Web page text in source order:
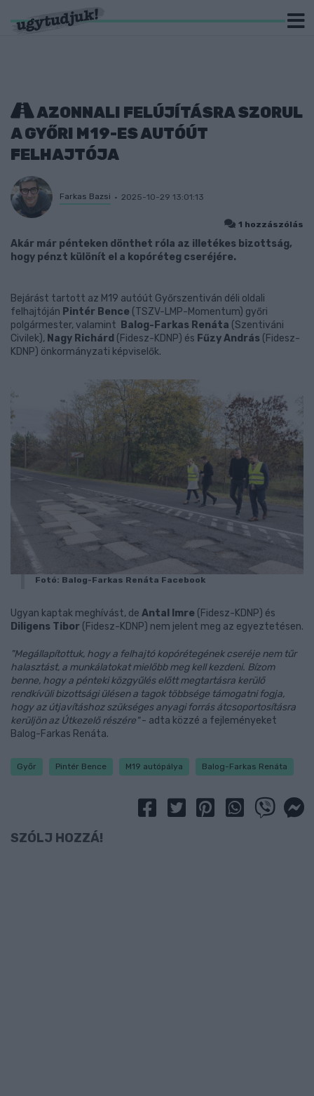
AZONNALI FELÚJÍTÁSRA SZORUL
A GYŐRI M19-ES AUTÓÚT
FELHAJTÓJA
Farkas Bazsi 2025-10-29 13:01:13
1 hozzászólás
Akár már pénteken dönthet róla az illetékes bizottság,
hogy pénzt különít el a kopóréteg cseréjére.
Bejárást tartott az M19 autóút Győrszentiván déli oldali
felhajtóján Pintér Bence (TSZV-LMP-Momentum) győri
polgármester, valamint Balog-Farkas Renáta (Szentiváni
Civilek), Nagy Richárd (Fidesz-KDNP) és Fűzy András (Fidesz-
KDNP) önkormányzati képviselők.
Fotó: Balog-Farkas Renáta Facebook
Ugyan kaptak meghívást, de Antal Imre (Fidesz-KDNP) és
Diligens Tibor (Fidesz-KDNP) nem jelent meg az egyeztetésen.
"Megállapítottuk, hogy a felhajtó kopórétegének cseréje nem tűr
halasztást, a munkálatokat mielőbb meg kell kezdeni. Bízom
benne, hogy a pénteki közgyűlés előtt megtartásra kerülő
rendkívüli bizottsági ülésen a tagok többsége támogatni fogja,
hogy az útjavításhoz szükséges anyagi forrás átcsoportosításra
kerüljön az Útkezelő részére"- adta közzé a fejleményeket
Balog-Farkas Renáta.
Győr Pintér Bence M19 autópálya Balog-Farkas Renáta
SZÓLJ HOZZÁ!